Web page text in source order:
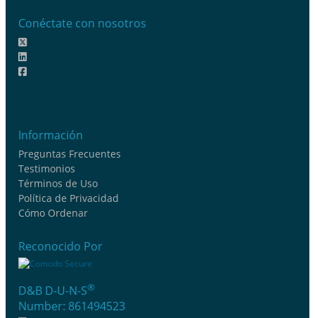
Conéctate con nosotros
Información
Preguntas Frecuentes
Testimonios
Términos de Uso
Política de Privacidad
Cómo Ordenar
Reconocido Por
D&B D-U-N-S®
Number: 861494523